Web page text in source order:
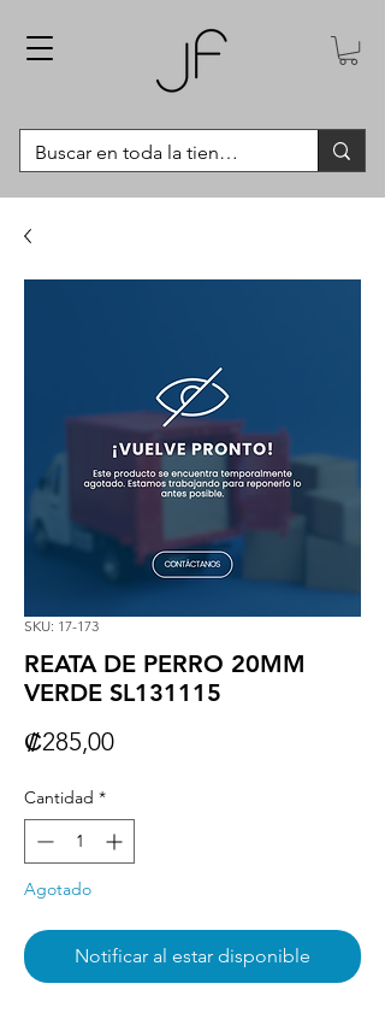
SKU: 17-173
REATA DE PERRO 20MM
VERDE SL131115
₡285,00Precio
Cantidad *
Agotado
Notificar al estar disponible